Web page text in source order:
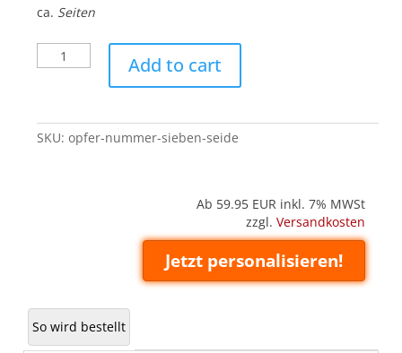
ca. Seiten
Opfer
Nummer
quantity
Add to cart
SKU:opfer-nummer-sieben-seide
Ab 59.95 EUR inkl. 7% MWSt
zzgl. Versandkosten
Jetzt personalisieren!
So wird bestellt